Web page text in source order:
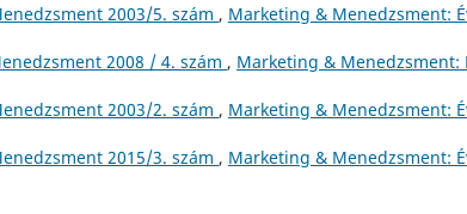
2003/5. szám , Marketing & Menedzsment:
2008 / 4. szám , Marketing & Menedzsment:
2003/2. szám , Marketing & Menedzsment:
2015/3. szám , Marketing & Menedzsment: